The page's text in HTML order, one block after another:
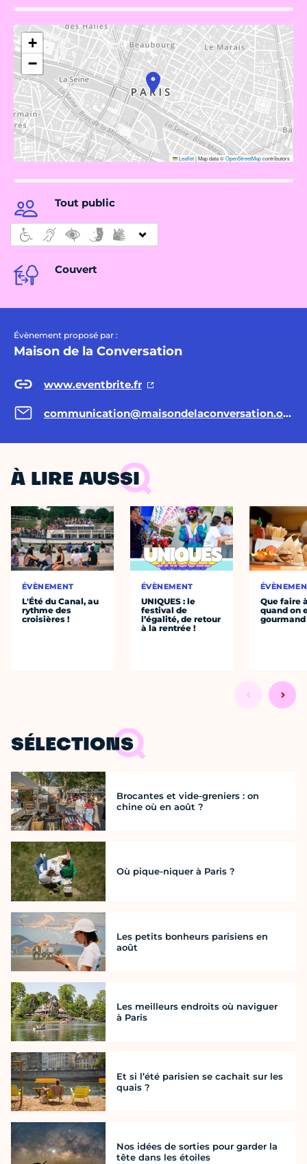
+
−
Leaflet|Map data ©OpenStreetMapcontributors
Tout public
Couvert
Évènement proposé par :
Maison de la Conversation
www.eventbrite.fr
communication@maisondelaconversation.org
À LIRE AUSSI
ÉVÈNEMENT
L'Été du Canal, au
rythme des
croisières !
ÉVÈNEMENT
UNIQUES : le
festival de
l’égalité, de retour
à la rentrée !
Que faire
quand on
gourmand
SÉLECTIONS
Brocantes et vide-greniers : on
chine où en août ?
Où pique-niquer à Paris ?
Les petits bonheurs parisiens en
août
Les meilleurs endroits où naviguer
à Paris
Et si l’été parisien se cachait sur les
quais ?
Nos idées de sorties pour garder la
tête dans les étoiles